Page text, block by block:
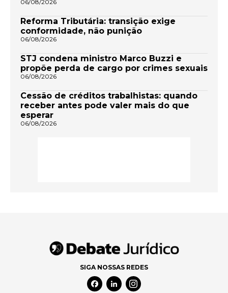
06/08/2026
Reforma Tributária: transição exige
conformidade, não punição
06/08/2026
STJ condena ministro Marco Buzzi e
propõe perda de cargo por crimes sexuais
06/08/2026
Cessão de créditos trabalhistas: quando
receber antes pode valer mais do que
esperar
06/08/2026
SIGA NOSSAS REDES
Facebook Social Media
Linkedin Social Media
Instagram Social Media